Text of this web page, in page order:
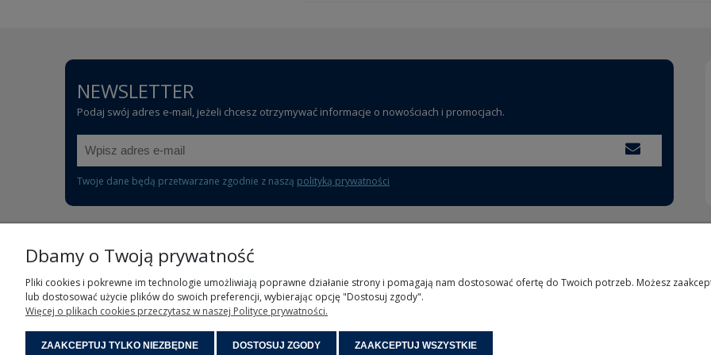
NEWSLETTER
Podaj swój adres e-mail, jeżeli chcesz otrzymywać informacje o nowościach i promocjach.
Twoje dane będą przetwarzane zgodnie z naszą polityką prywatności
Częste pytania
Polityka prywatności
Regulamin sklepu
Logowanie
Przechowalnia
Dbamy o Twoją prywatność
Pliki cookies i pokrewne im technologie umożliwiają poprawne działanie strony i pomagają nam dostosować ofertę do Twoich potrzeb. Możesz
lub dostosować użycie plików do swoich preferencji, wybierając opcję "Dostosuj zgody".
Więcej o plikach cookies przeczytasz w naszej Polityce prywatności.
ZAAKCEPTUJ TYLKO NIEZBĘDNE DOSTOSUJ ZGODY ZAAKCEPTUJ WSZYSTKIE